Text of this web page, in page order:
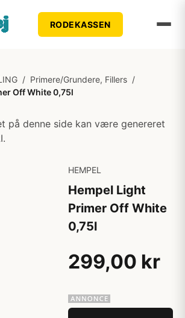
RODEKASSEN
/ Primere/Grundere, Fillers /
Off White 0,75l
på denne side kan være genereret
HEMPEL
Hempel Light
Primer Off White
0,75l
299,00 kr